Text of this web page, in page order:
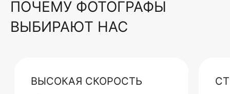
ПОЧЕМУ ФОТОГРАФЫ
ВЫБИРАЮТ НАС
ВЫСОКАЯ СКОРОСТЬ